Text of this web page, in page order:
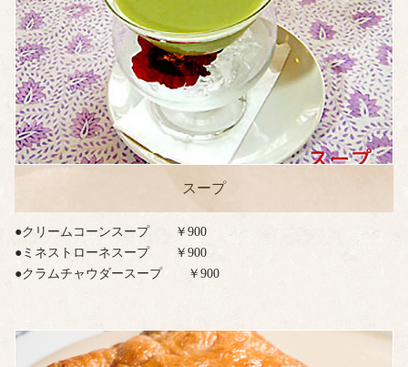
スープ
●クリームコーンスープ ￥900
●ミネストローネスープ ￥900
●クラムチャウダースープ ￥900